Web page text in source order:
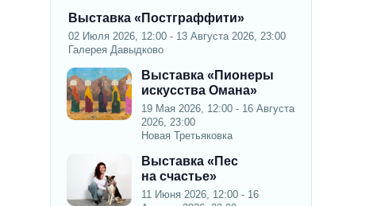
Выставка «Постграффити»
02 Июля 2026, 12:00 - 13 Августа 2026, 23:00
Галерея Давыдково
Выставка «Пионеры
искусства Омана»
19 Мая 2026, 12:00 - 16 Августа
2026, 23:00
Новая Третьяковка
Выставка «Пес
на счастье»
11 Июня 2026, 12:00 - 16